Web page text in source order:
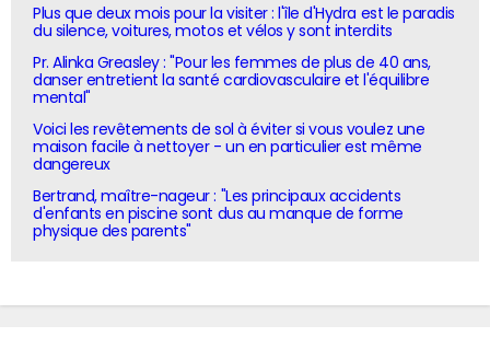
Plus que deux mois pour la visiter : l'île d'Hydra est le paradis
du silence, voitures, motos et vélos y sont interdits
Pr. Alinka Greasley : "Pour les femmes de plus de 40 ans,
danser entretient la santé cardiovasculaire et l'équilibre
mental"
Voici les revêtements de sol à éviter si vous voulez une
maison facile à nettoyer - un en particulier est même
dangereux
Bertrand, maître-nageur : "Les principaux accidents
d'enfants en piscine sont dus au manque de forme
physique des parents"